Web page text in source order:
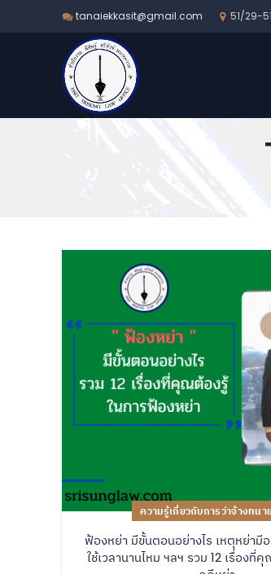
tanaiekkasit@gmail.com 51/29-
ความรู้เกี่ยวกับการว่าจ้างทนา
ฟ้องหย่า มีขั้นตอนอย่างไร เหตุหย่ามี
ใช้เวลานานไหม ฯลฯ รวม 12 เรื่อง